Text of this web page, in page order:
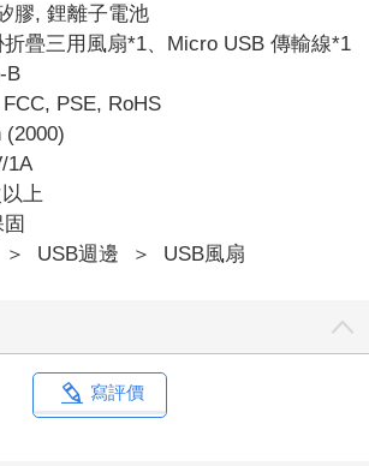
膠, 鋰離子電池
疊三用風扇*1、Micro USB 傳輸線*1
B
PSE, RoHS
(2000)
1A
上
＞ USB週邊 ＞ USB風扇
寫評價